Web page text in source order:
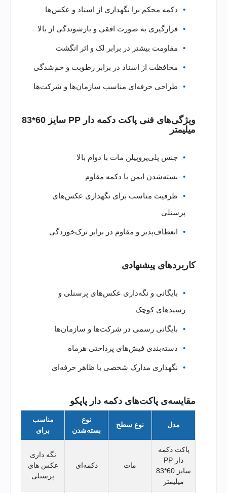
دکمه محکم برا نگهداری از اسناد و عکس‌ها
قرارگیری به صورت افقی و بازشوندگی از بالا
مقاومت بیشتر در برابر لک و اثر انگشت
محافظت از اسناد در برابر رطوبت و خم‌شدگی
طراحی حرفه‌ای مناسب سازمان‌ها و شرکت‌ها
ویژگی‌های فنی پاکت دکمه دار PP سایز 60*83
میلیمتر
جنس پلی‌پروپیلن مات با دوام بالا
بسته‌شدن ایمن با دکمه مقاوم
ظرفیت مناسب برای نگهداری عکس‌های
پرسنلی
انعطاف‌پذیر و مقاوم در برابر ترک‌خوردگی
کاربردهای پیشنهادی
بایگانی و نگه‌داری عکس‌های پرسنلی و
رسیدهای کوچک
بایگانی رسمی در شرکت‌ها و سازمان‌ها
دسته‌بندی فیش‌های پرداختی هرماه
نگهداری مدارک شخصی با ظاهر حرفه‌ای
مقایسه‌ی پاکت‌های دکمه دار پاپکو
مدل نوع سطح
نوع
بسته‌شدن
مناسب
برای
پاکت دکمه
دار PP
سایز 60*83
میلیمتر
مات دکمه‌ای
نگه داری
عکس های
پرسنلی